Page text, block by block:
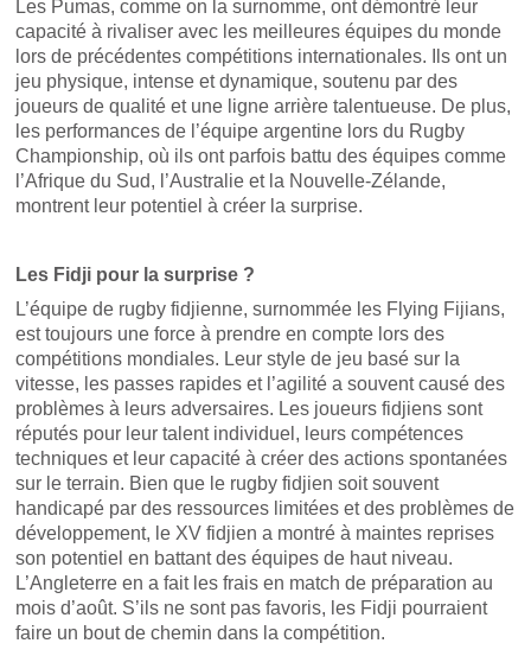
Les Pumas, comme on la surnomme, ont démontré leur
capacité à rivaliser avec les meilleures équipes du monde
lors de précédentes compétitions internationales. Ils ont un
jeu physique, intense et dynamique, soutenu par des
joueurs de qualité et une ligne arrière talentueuse. De plus,
les performances de l’équipe argentine lors du Rugby
Championship, où ils ont parfois battu des équipes comme
l’Afrique du Sud, l’Australie et la Nouvelle-Zélande,
montrent leur potentiel à créer la surprise.
Les Fidji pour la surprise ?
L’équipe de rugby fidjienne, surnommée les Flying Fijians,
est toujours une force à prendre en compte lors des
compétitions mondiales. Leur style de jeu basé sur la
vitesse, les passes rapides et l’agilité a souvent causé des
problèmes à leurs adversaires. Les joueurs fidjiens sont
réputés pour leur talent individuel, leurs compétences
techniques et leur capacité à créer des actions spontanées
sur le terrain. Bien que le rugby fidjien soit souvent
handicapé par des ressources limitées et des problèmes de
développement, le XV fidjien a montré à maintes reprises
son potentiel en battant des équipes de haut niveau.
L’Angleterre en a fait les frais en match de préparation au
mois d’août. S’ils ne sont pas favoris, les Fidji pourraient
faire un bout de chemin dans la compétition.